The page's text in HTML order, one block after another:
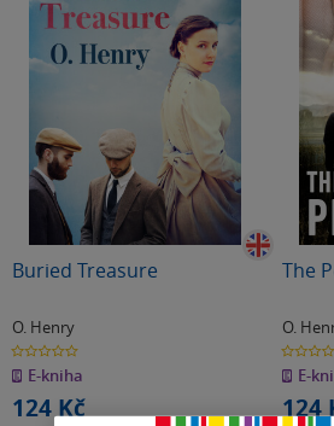
Buried Treasure
O. Henry
0.0
z
5
hvězdiček
E-kniha
124 Kč
The
O.
0.0
z
5 E-
124